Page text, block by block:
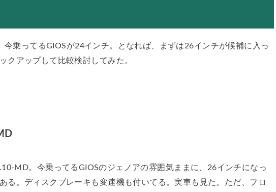
乗ってるGIOSが24インチ。となれば、まずは26インチが候補に入っ
クアップして比較検討してみた。
MD。今乗ってるGIOSのジェノアの雰囲気ままに、26インチになっ
る。ディスクブレーキも変速機も付いてる。実車も見た。ただ、フロ